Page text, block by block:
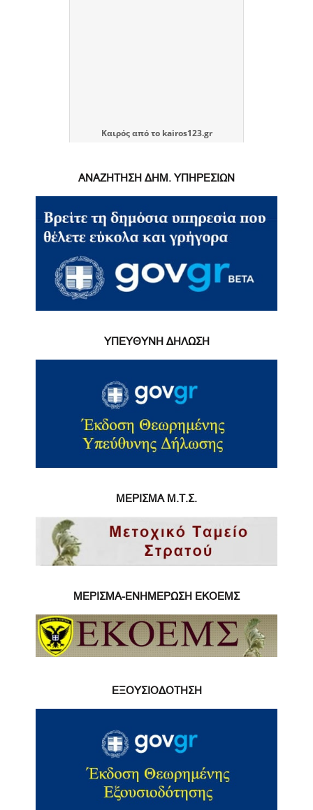
Καιρόςαπό το kairos123.gr
ΑΝΑΖΗΤΗΣΗ ΔΗΜ. ΥΠΗΡΕΣΙΩΝ
ΥΠΕΥΘΥΝΗ ΔΗΛΩΣΗ
ΜΕΡΙΣΜΑ Μ.Τ.Σ.
ΜΕΡΙΣΜΑ-ΕΝΗΜΕΡΩΣΗ ΕΚΟΕΜΣ
ΕΞΟΥΣΙΟΔΟΤΗΣΗ